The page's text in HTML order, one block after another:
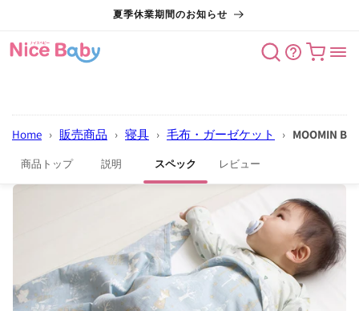
夏季休業期間のお知らせ
カート
Home › 販売商品 › 寝具 › 毛布・ガーゼケット › MOOMIN
商品トップ 説明 スペック レビュー
商品情報